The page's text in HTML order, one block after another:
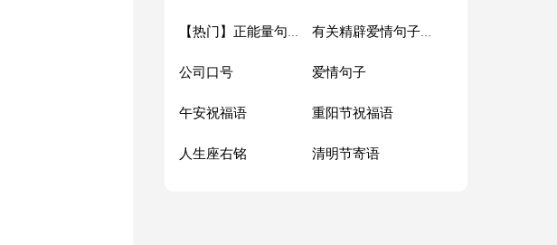
【热门】正能量句子集锦99句 有关精辟爱情句子汇编55条
公司口号 爱情句子
午安祝福语 重阳节祝福语
人生座右铭 清明节寄语